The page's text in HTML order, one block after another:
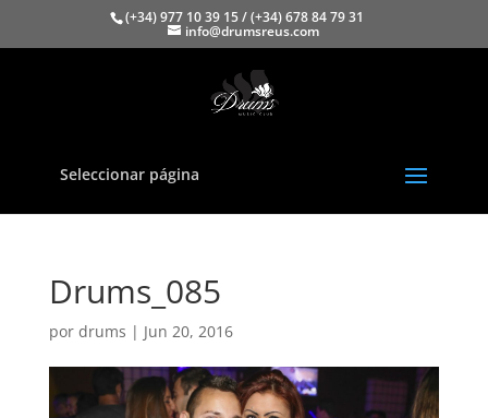
(+34) 977 10 39 15 / (+34) 678 84 79 31
info@drumsreus.com
Seleccionar página
Drums_085
por drums | Jun 20, 2016